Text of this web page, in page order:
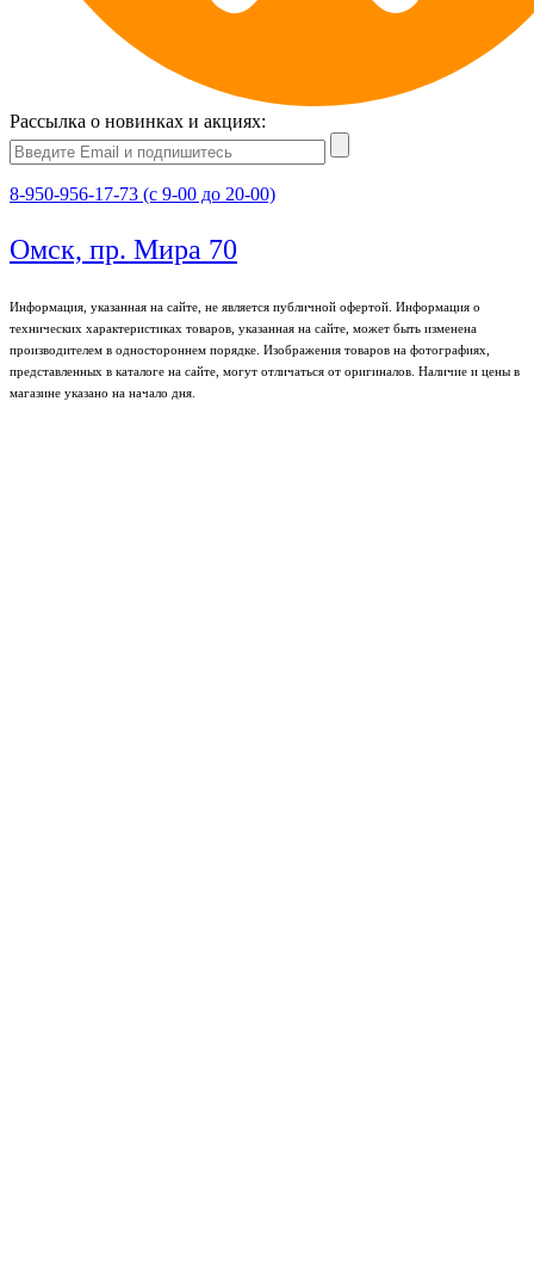
Рассылка о новинках и акциях:
8-950-956-17-73 (с 9-00 до 20-00)
Омск, пр. Мира 70
Информация, указанная на сайте, не является публичной офертой. Информация о
технических характеристиках товаров, указанная на сайте, может быть изменена
производителем в одностороннем порядке. Изображения товаров на фотографиях,
представленных в каталоге на сайте, могут отличаться от оригиналов. Наличие и цены в
магазине указано на начало дня.